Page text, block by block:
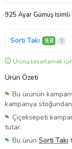
925 Ayar Gümüş
Sorti Takı 9,8
Ürünü tasarlamak
Ürün Özeti
Bu ürünün
kampanya
Çiçeksepeti
tutar.
Bu ürün Sorti Takı